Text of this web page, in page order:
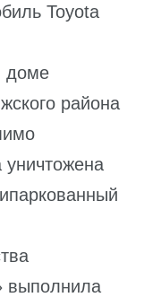
Toyota
доме
района
уничтожена
выполнила